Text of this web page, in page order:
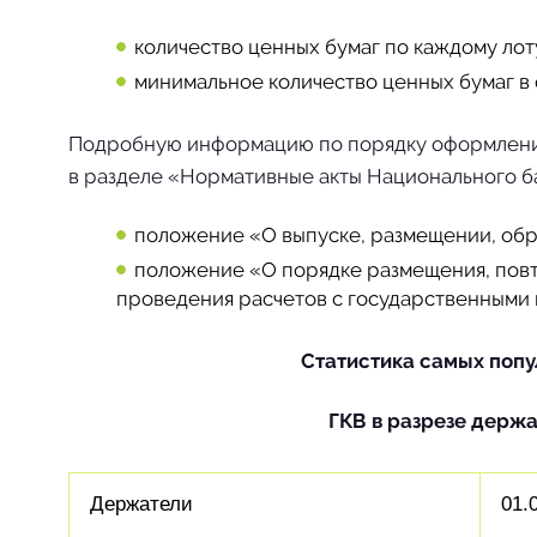
количество ценных бумаг по каждому
минимальное количество ценных
Подробную информацию по порядку
в разделе «Нормативные акты Национального
положение «О выпуске, размещении,
положение «О порядке размещения,
проведения расчетов с
Статистика самых
ГКВ в разрезе
Держатели